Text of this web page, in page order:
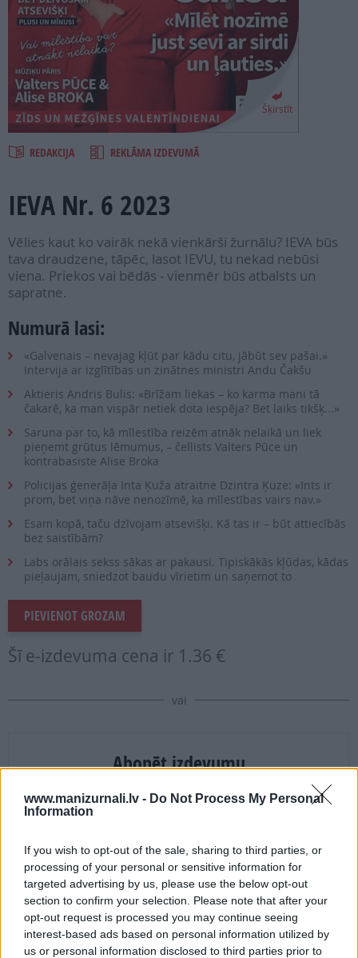
www.manizurnali.lv - Do Not Process My Personal
Information
If you wish to opt-out of the sale, sharing to third parties, or
processing of your personal or sensitive information for
targeted advertising by us, please use the below opt-out
section to confirm your selection. Please note that after your
opt-out request is processed you may continue seeing
interest-based ads based on personal information utilized by
us or personal information disclosed to third parties prior to
SEARCH
Šķirstīt
REDAKCIJA REKLĀMA IZDEVUMĀ
IEVA Nr. 6 2023
Vēlies kaut ko vairāk nekā vienkārši žurnālu? IEVA būs
tava draudzene, tāpēc, lasot IEVU, tu nekad nebūsi
viena. Priekos vai bēdās - vienmēr būs atbalsts un
sapratne.
Numurā lasi:
«Galvenais – nevajag kļūt par kādu citu, jābūt sev pašai.»
Intervija ar izglītības un zinātnes ministri Andu Čakšu
Aktieris Andris Bulis: «Brīžam liekas – ko karma mani tā
čakarē, ka man vispār netiek dota iespēja? Bet laiks tikšķ...»
Saruna par to, kā mīlestība reizēm atnāk nelaikā un liek
pieņemt grūtus lēmumus, – čellists Valters Pūce un
kontrabasiste Alise Broka
Policijas ģenerāļa Inta Ķuža atraitne Dzintra Ķuze: «Ints ir
prom, bet viņa nāve nenozīmē, ka mīlestības vairs nav.»
Esam kopā, taču dzīvojam atsevišķi. Kā tas ir – būt attiecībās
bez saistībām?
Labs orālais sekss sākas ar pakausi. Tipiskākās kļūdas, kādas
pieļaujam, sniedzot baudu vīrietim un saņemot to
PIEVIENOT GROZAM
Šī e-izdevuma cena ir 1.36 €
vai
Abonēt izdevumu
Drukāts izdevums
E-izdevums
Abonēšanas perioda sākums:
2026. gada septembris